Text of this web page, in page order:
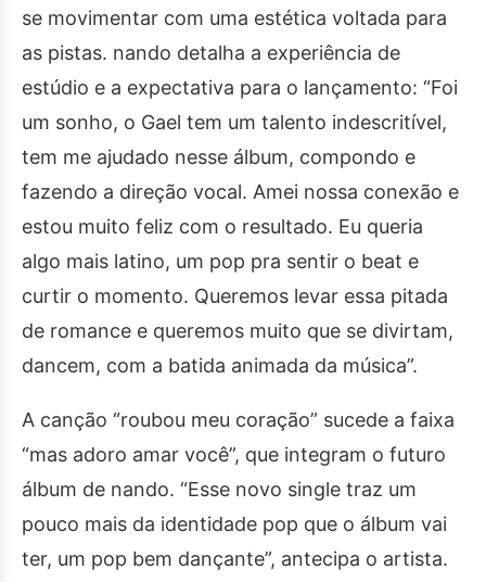
se movimentar com uma estética voltada para
as pistas. nando detalha a experiência de
estúdio e a expectativa para o lançamento: “Foi
um sonho, o Gael tem um talento indescritível,
tem me ajudado nesse álbum, compondo e
fazendo a direção vocal. Amei nossa conexão e
estou muito feliz com o resultado. Eu queria
algo mais latino, um pop pra sentir o beat e
curtir o momento. Queremos levar essa pitada
de romance e queremos muito que se divirtam,
dancem, com a batida animada da música”.
A canção “roubou meu coração” sucede a faixa
“mas adoro amar você”, que integram o futuro
álbum de nando. “Esse novo single traz um
pouco mais da identidade pop que o álbum vai
ter, um pop bem dançante”, antecipa o artista.